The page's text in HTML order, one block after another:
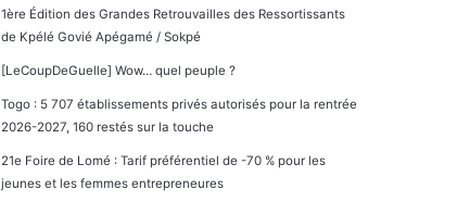
1ère Édition des Grandes Retrouvailles des Ressortissants
de Kpélé Govié Apégamé / Sokpé
[LeCoupDeGuelle] Wow… quel peuple ?
Togo : 5 707 établissements privés autorisés pour la rentrée
2026-2027, 160 restés sur la touche
21e Foire de Lomé : Tarif préférentiel de -70 % pour les
jeunes et les femmes entrepreneures